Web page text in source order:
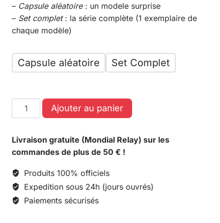
– Capsule aléatoire: un modele surprise
– Set complet: la série complète (1 exemplaire de
chaque modèle)
Capsule aléatoire Set Complet
Ajouter au panier
Livraison gratuite (Mondial Relay) sur les
commandes de plus de 50 € !
Produits 100% officiels
Expedition sous 24h (jours ouvrés)
Paiements sécurisés